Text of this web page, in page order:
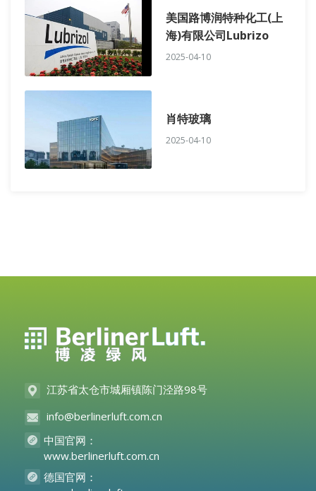
美国路博润特种化工(上
海)有限公司Lubrizo
2025-04-10
肖特玻璃
2025-04-10
江苏省太仓市城厢镇陈门泾路98号
info@berlinerluft.com.cn
中国官网：
www.berlinerluft.com.cn
德国官网：